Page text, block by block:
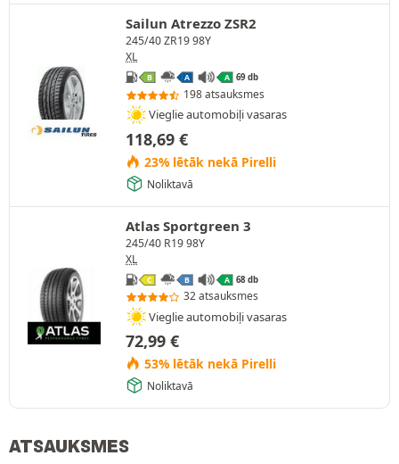
Sailun Atrezzo ZSR2
245/40 ZR19 98Y
XL
B A A 69 db
198 atsauksmes
Vieglie automobiļi vasaras
118,69 €
23% lētāk nekā Pirelli
Noliktavā
Atlas Sportgreen 3
245/40 R19 98Y
XL
C B A 68 db
32 atsauksmes
Vieglie automobiļi vasaras
72,99 €
53% lētāk nekā Pirelli
Noliktavā
ATSAUKSMES